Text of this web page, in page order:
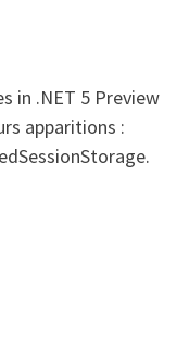
in .NET 5 Preview
apparitions :